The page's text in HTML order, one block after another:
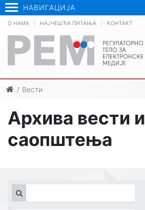
НАВИГАЦИЈА
О НАМА НАЈЧЕШЋА ПИТАЊА КОНТАКТ
Вести
Архива вести и
саопштења